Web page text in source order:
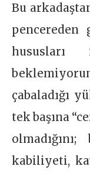
Bu
hususları
çabaladığı
tek başına
kabiliyeti,